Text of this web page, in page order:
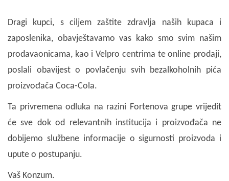
Dragi kupci, s ciljem zaštite zdravlja naših kupaca i
zaposlenika, obavještavamo vas kako smo svim našim
prodavaonicama, kao i Velpro centrima te online prodaji,
poslali obavijest o povlačenju svih bezalkoholnih pića
proizvođača Coca-Cola.
Ta privremena odluka na razini Fortenova grupe vrijedit
će sve dok od relevantnih institucija i proizvođača ne
dobijemo službene informacije o sigurnosti proizvoda i
upute o postupanju.
Vaš Konzum.